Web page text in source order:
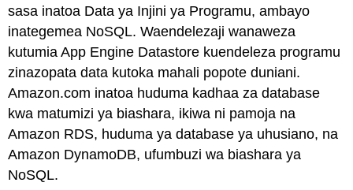
sasa inatoa Data ya Injini ya Programu, ambayo
inategemea NoSQL. Waendelezaji wanaweza
kutumia App Engine Datastore kuendeleza programu
zinazopata data kutoka mahali popote duniani.
Amazon.com inatoa huduma kadhaa za database
kwa matumizi ya biashara, ikiwa ni pamoja na
Amazon RDS, huduma ya database ya uhusiano, na
Amazon DynamoDB, ufumbuzi wa biashara ya
NoSQL.